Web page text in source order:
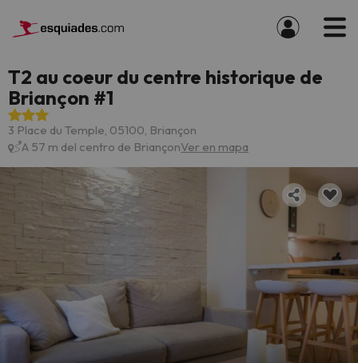
T2 au coeur du centre historique de
Briançon #1
3 Place du Temple, 05100, Briançon
A 57 m del centro de BriançonVer en mapa